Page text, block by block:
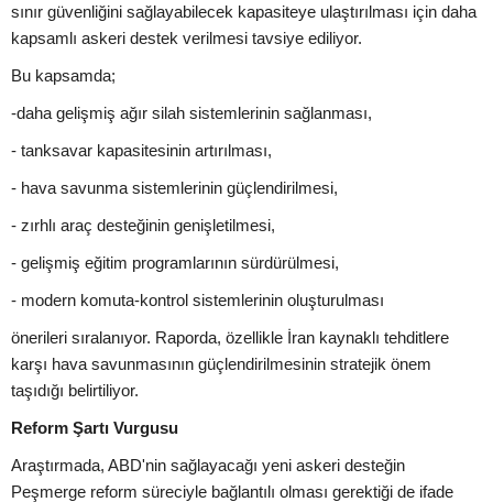
sınır güvenliğini sağlayabilecek kapasiteye ulaştırılması için daha
kapsamlı askeri destek verilmesi tavsiye ediliyor.
Bu kapsamda;
-daha gelişmiş ağır silah sistemlerinin sağlanması,
- tanksavar kapasitesinin artırılması,
- hava savunma sistemlerinin güçlendirilmesi,
- zırhlı araç desteğinin genişletilmesi,
- gelişmiş eğitim programlarının sürdürülmesi,
- modern komuta-kontrol sistemlerinin oluşturulması
önerileri sıralanıyor. Raporda, özellikle İran kaynaklı tehditlere
karşı hava savunmasının güçlendirilmesinin stratejik önem
taşıdığı belirtiliyor.
Reform Şartı Vurgusu
Araştırmada, ABD'nin sağlayacağı yeni askeri desteğin
Peşmerge reform süreciyle bağlantılı olması gerektiği de ifade